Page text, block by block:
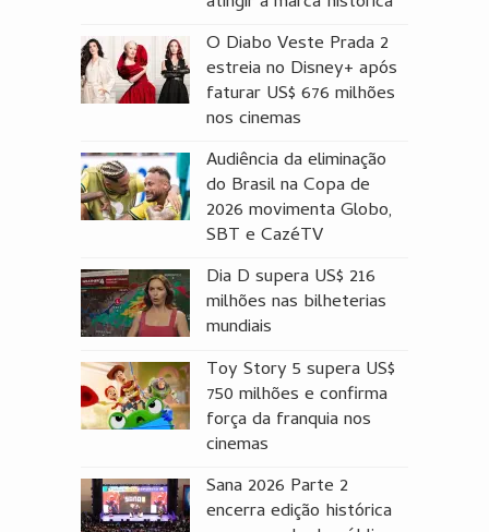
O Diabo Veste Prada 2
estreia no Disney+ após
faturar US$ 676 milhões
nos cinemas
Audiência da eliminação
do Brasil na Copa de
2026 movimenta Globo,
SBT e CazéTV
Dia D supera US$ 216
milhões nas bilheterias
mundiais
Toy Story 5 supera US$
750 milhões e confirma
força da franquia nos
cinemas
Sana 2026 Parte 2
encerra edição histórica